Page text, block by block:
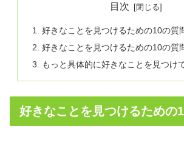
目次
好きなことを見つけるための10の質
好きなことを見つけるための10の質
もっと具体的に好きなことを見つけ
好きなことを見つけるための